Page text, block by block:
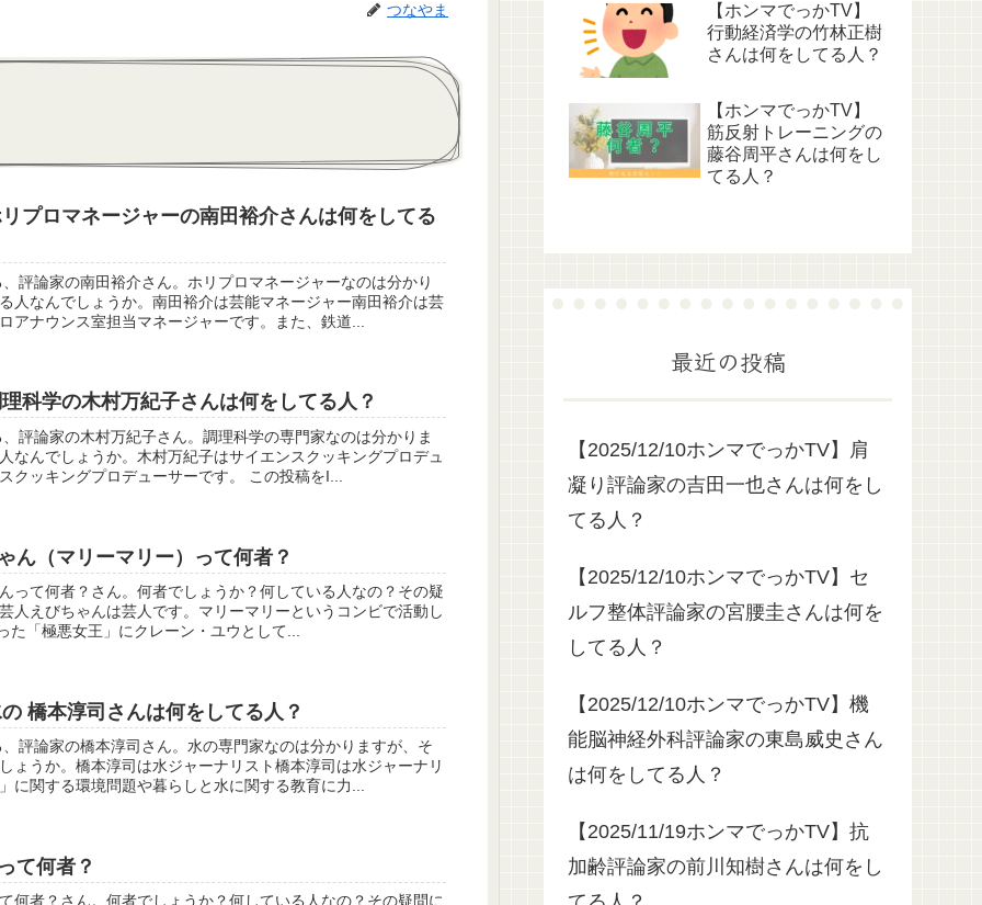
つなやま
プロマネージャーの南田裕介さんは何をしてる
評論家の南田裕介さん。ホリプロマネージャーなのは分かり
人なんでしょうか。南田裕介は芸能マネージャー南田裕介は芸
アナウンス室担当マネージャーです。また、鉄道...
科学の木村万紀子さんは何をしてる人？
評論家の木村万紀子さん。調理科学の専門家なのは分かりま
なんでしょうか。木村万紀子はサイエンスクッキングプロデュ
クッキングプロデューサーです。 この投稿をI...
ん（マリーマリー）って何者？
って何者？さん。何者でしょうか？何している人なの？その疑
人えびちゃんは芸人です。マリーマリーというコンビで活動し
「極悪女王」にクレーン・ユウとして...
橋本淳司さんは何をしてる人？
評論家の橋本淳司さん。水の専門家なのは分かりますが、そ
ょうか。橋本淳司は水ジャーナリスト橋本淳司は水ジャーナリ
に関する環境問題や暮らしと水に関する教育に力...
て何者？
何者？さん。何者でしょうか？何している人なの？その疑問に
【ホンマでっかTV】
行動経済学の竹林正樹
さんは何をしてる人？
【ホンマでっかTV】
筋反射トレーニングの
藤谷周平さんは何をし
てる人？
最近の投稿
【2025/12/10ホンマでっかTV】肩
凝り評論家の吉田一也さんは何をし
てる人？
【2025/12/10ホンマでっかTV】セ
ルフ整体評論家の宮腰圭さんは何を
してる人？
【2025/12/10ホンマでっかTV】機
能脳神経外科評論家の東島威史さん
は何をしてる人？
【2025/11/19ホンマでっかTV】抗
加齢評論家の前川知樹さんは何をし